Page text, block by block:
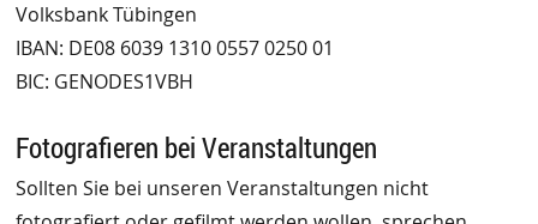
Volksbank Tübingen
IBAN: DE08 6039 1310 0557 0250 01
BIC: GENODES1VBH
Fotografieren bei Veranstaltungen
Sollten Sie bei unseren Veranstaltungen nicht